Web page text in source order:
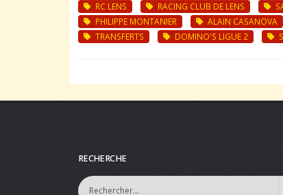
RC LENS RACING CLUB DE LENS
PHILIPPE MONTANIER
ALAIN CASANOVA
TRANSFERTS
DOMINO'S LIGUE 2
RECHERCHE